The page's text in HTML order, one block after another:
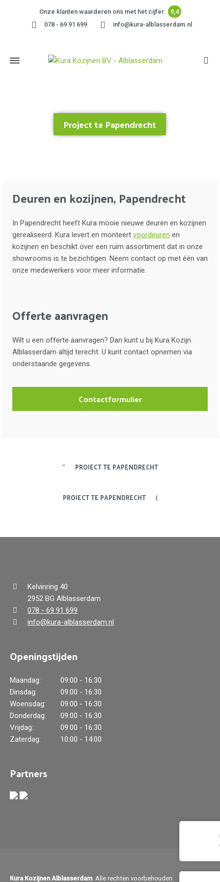
Onze klanten waarderen ons met het cijfer:
9,4
078 - 69 91 699
info@kura-alblasserdam.nl
Project te Papendrecht
Deuren en kozijnen, Papendrecht
In Papendrecht heeft Kura mooie nieuwe deuren en kozijnen
gerealiseerd. Kura levert en monteert voordeuren en
kozijnen en beschikt over een ruim assortiment dat in onze
showrooms is te bezichtigen. Neem contact op met één van
onze medewerkers voor meer informatie.
Offerte aanvragen
Wilt u een offerte aanvragen? Dan kunt u bij Kura Kozijn
Alblasserdam altijd terecht. U kunt contact opnemen via
onderstaande gegevens.
Contactformulier
PROJECT TE PAPENDRECHT
PROJECT TE PAPENDRECHT
Kelvinring 40
2952 BG Alblasserdam
078 - 69 91 699
info@kura-alblasserdam.nl
Openingstijden
Maandag:
09:00 - 16:30
Dinsdag:
09:00 - 16:30
Woensdag:
09:00 - 16:30
Donderdag:
09:00 - 16:30
Vrijdag:
09:00 - 16:30
Zaterdag:
10:00 - 14:00
Partners
Kura Kozijnen Alblasserdam. Alle rechten voorbehouden.